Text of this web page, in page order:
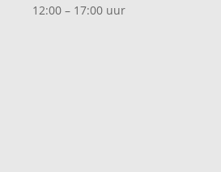
12:00 – 17:00 uur